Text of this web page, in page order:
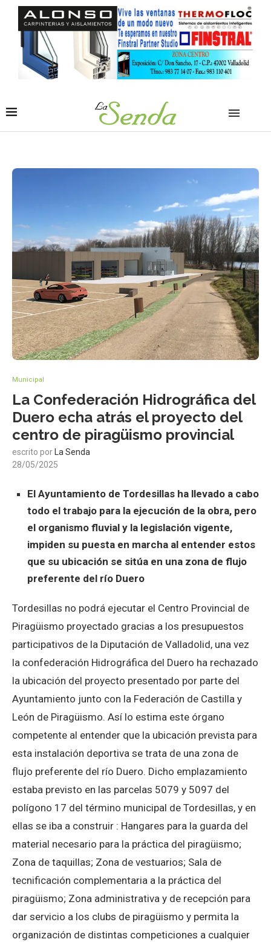
Municipal
La Confederación Hidrográfica del
Duero echa atrás el proyecto del
centro de piragüismo provincial
escrito por
La Senda
28/05/2025
El Ayuntamiento de Tordesillas ha llevado a cabo
todo el trabajo para la ejecución de la obra, pero
el organismo fluvial y la legislación vigente,
impiden su puesta en marcha al entender estos
que su ubicación se sitúa en una zona de flujo
preferente del río Duero
Tordesillas no podrá ejecutar el Centro Provincial de
Piragüismo proyectado gracias a los presupuestos
participativos de la Diputación de Valladolid, una vez
la confederación Hidrográfica del Duero ha rechazado
la ubicación del proyecto presentado por parte del
Ayuntamiento junto con la Federación de Castilla y
León de Piragüismo. Así lo estima este órgano
competente al entender que la ubicación prevista para
esta instalación deportiva se trata de una zona de
flujo preferente del río Duero. Dicho emplazamiento
estaba previsto en las parcelas 5079 y 5097 del
polígono 17 del término municipal de Tordesillas, y en
ellas se iba a construir : Hangares para la guarda del
material necesario para la práctica del piragüismo;
Zona de taquillas; Zona de vestuarios; Sala de
tecnificación complementaria a la práctica del
piragüismo; Zona administrativa y de recepción para
dar servicio a los clubs de piragüismo y permita la
organización de distintas competiciones a cualquier